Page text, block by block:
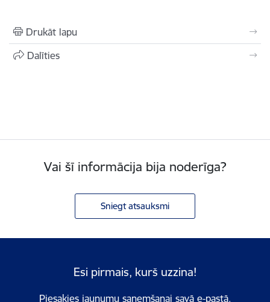
Drukāt lapu
Dalīties
Vai šī informācija bija noderīga?
Sniegt atsauksmi
Esi pirmais, kurš uzzina!
Piesakies jaunumu saņemšanai savā e-pastā.